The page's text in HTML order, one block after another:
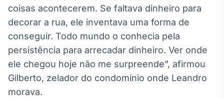
coisas acontecerem. Se faltava dinheiro para
decorar a rua, ele inventava uma forma de
conseguir. Todo mundo o conhecia pela
persistência para arrecadar dinheiro. Ver onde
ele chegou hoje não me surpreende”, afirmou
Gilberto, zelador do condomínio onde Leandro
morava.